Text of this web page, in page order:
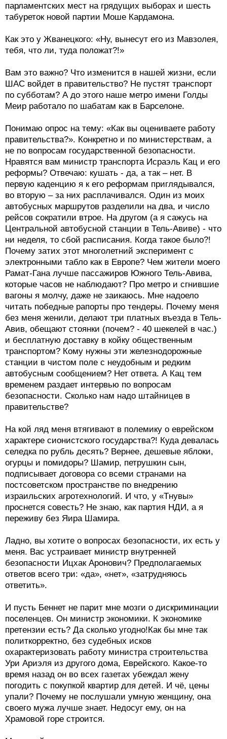
парламентских мест на грядущих выборах и шесть
табуреток новой партии Моше Кардамона.
Как это у Жванецкого: «Ну, вынесут его из Мавзолея,
тебя, что ли, туда положат?!»
Вам это важно? Что изменится в нашей жизни, если
ШАС войдет в правительство? Не пустят транспорт
по субботам? А до этого наше метро имени Голды
Меир работало по шабатам как в Барселоне.
Понимаю опрос на тему: «Как вы оцениваете работу
правительства?». Конкретно и по министерствам, а
не по вопросам государственной безопасности.
Нравятся вам министр транспорта Исраэль Кац и его
реформы? Отвечаю: кушать - да, а так – нет. В
первую каденцию я к его реформам приглядывался,
во вторую – за них расплачивался. Один из моих
автобусных маршрутов разделили на два, и число
рейсов сократили втрое. На другом (а я сажусь на
Центральной автобусной станции в Тель-Авиве) - что
ни неделя, то сбой расписания. Когда такое было?!
Почему затих этот многолетний эксперимент с
электронными табло как в Европе? Чем жители моего
Рамат-Гана лучше пассажиров Южного Тель-Авива,
которые часов не наблюдают? Про метро и сгнившие
вагоны я молчу, даже не заикаюсь. Мне надоело
читать победные рапорты про тендеры. Почему меня
без меня женили, делают три платных въезда в Тель-
Авив, обещают стоянки (почем? - 40 шекелей в час.)
и бесплатную доставку в койку общественным
транспортом? Кому нужны эти железнодорожные
станции в чистом поле с неудобным и редким
автобусным сообщением? Нет ответа. А Кац тем
временем раздает интервью по вопросам
безопасности. Сколько нам надо штайницев в
правительстве?
На кой ляд меня втягивают в полемику о еврейском
характере сионистского государства?! Куда девалась
селедка по рубль десять? Вернее, дешевые яблоки,
огурцы и помидоры? Шамир, петрушкин сын,
подписывает договора со всеми странами на
постсоветском пространстве по внедрению
израильских агротехнологий. И что, у «Тнувы»
проснется совесть? Не знаю, как партия НДИ, а я
переживу без Яира Шамира.
Ладно, вы хотите о вопросах безопасности, их есть у
меня. Вас устраивает министр внутренней
безопасности Ицхак Аронович? Предполагаемых
ответов всего три: «да», «нет», «затрудняюсь
ответить».
И пусть Беннет не парит мне мозги о дискриминации
поселенцев. Он министр экономики. К экономике
претензии есть? Да сколько угодно!Как бы мне так
политкорректно, без судебных исков
охарактеризовать работу министра строительства
Ури Ариэля из другого дома, Еврейского. Какое-то
время назад он во всех газетах убеждал жену
погодить с покупкой квартир для детей. И чё, цены
упали? Почему не послушали умную женщину, она
своего мужа лучше знает. Недосуг ему, он на
Храмовой горе строится.